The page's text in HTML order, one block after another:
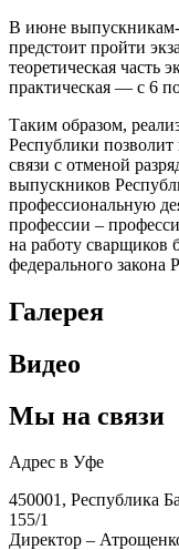
В июне
предстоит пройти
теоретическая часть
практическая — с 6
Таким образом,
Республики
связи с отменой
выпускников
профессиональную
профессии –
на работу сварщиков
федерального закона
Галерея
Видео
Мы на связи
Адрес в Уфе
450001, Республика
155/1
Директор –